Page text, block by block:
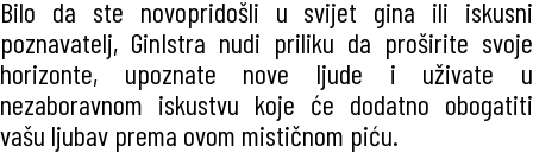
Bilo da ste novopridošli u svijet gina ili iskusni
poznavatelj, GinIstra nudi priliku da proširite svoje
horizonte, upoznate nove ljude i uživate u
nezaboravnom iskustvu koje će dodatno obogatiti
vašu ljubav prema ovom mističnom piću.